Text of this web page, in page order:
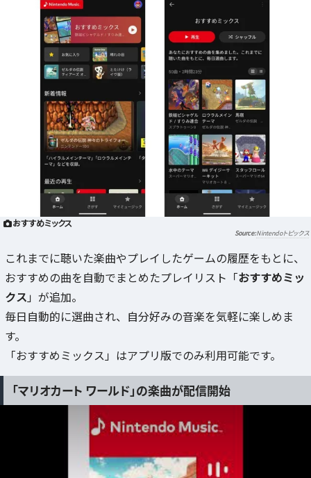
おすすめミックス
Nintendoトピックス
これまでに聴いた楽曲やプレイしたゲームの履歴をもとに、
おすすめの曲を自動でまとめたプレイリスト「おすすめミッ
クス 」が追加。
毎日自動的に選曲され、自分好みの音楽を気軽に楽しめま
す。
「おすすめミックス」はアプリ版でのみ利用可能です。
「マリオカート ワールド」の楽曲が配信開始